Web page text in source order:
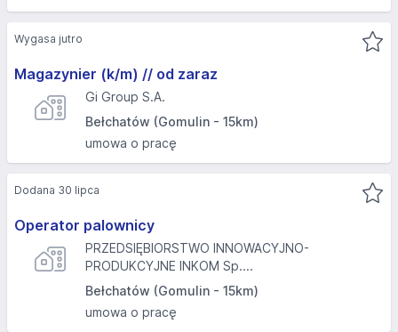
Magazynier (k/m) // od zaraz
Gi Group S.A.
Bełchatów (Gomulin - 15km)
umowa o pracę
Wygasa jutro
Operator palownicy
PRZEDSIĘBIORSTWO INNOWACYJNO-
PRODUKCYJNE INKOM Sp....
Bełchatów (Gomulin - 15km)
umowa o pracę
Dodana 30 lipca